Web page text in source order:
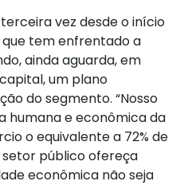
vez desde o início
tem enfrentado a
ainda aguarda, em
um plano
do segmento. “Nosso
humana e econômica da
o equivalente a 72% de
setor público ofereça
econômica não seja